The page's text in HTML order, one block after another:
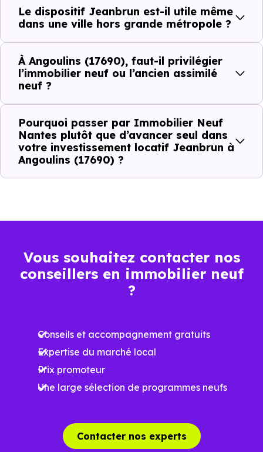
à Angoulins (17690) ?
À
investissement
locatifse lit à travers plusieurs critères concrets :
Critères de terrain à considérer pour votre
investissement immobilier avec le dispositif
Jeanbrun
L'accès aux transports
La proximité des commerces et services
La tension locative
Le type de logements le plus recherché
dispositif Jeanbrunrenforce l’intérêt de cette
Le dispositif Jeanbrun est-il utile même
dans une ville hors grande métropole ?
À Angoulins (17690), faut-il privilégier
l’immobilier neuf ou l’ancien assimilé
neuf ?
Pourquoi passer par Immobilier Neuf
Nantes plutôt que d’avancer seul dans
votre investissement locatif Jeanbrun à
Angoulins (17690) ?
Vous souhaitez contacter nos
conseillers en immobilier neuf
?
Conseils et accompagnement gratuits
Expertise du marché local
Prix promoteur
Une large sélection de programmes neufs
Contacter nos experts